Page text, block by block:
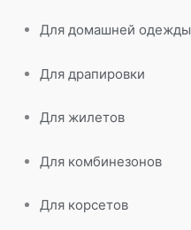
Для домашней одежды
Для драпировки
Для жилетов
Для комбинезонов
Для корсетов